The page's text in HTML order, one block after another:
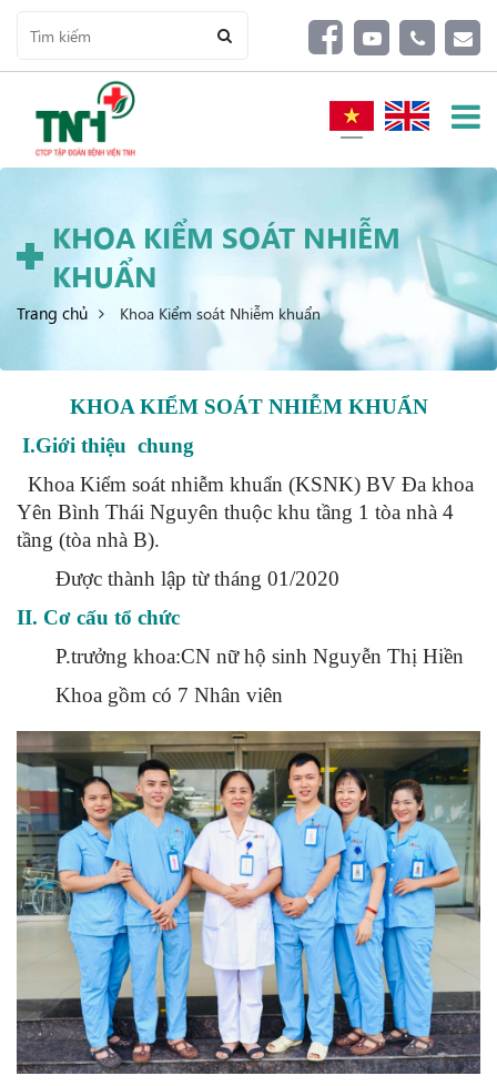
KHOA KIỂM SOÁT NHIỄM
KHUẨN
Trang chủ Khoa Kiểm soát Nhiễm khuẩn
KHOA KIỂM SOÁT NHIỄM KHUẨN
I.Giới thiệu chung
Khoa Kiểm soát nhiễm khuẩn (KSNK) BV Đa khoa
Yên Bình Thái Nguyên thuộc khu tầng 1 tòa nhà 4
tầng (tòa nhà B).
Được thành lập từ tháng 01/2020
II. Cơ cấu tổ chức
P.trưởng khoa:CN nữ hộ sinh Nguyễn Thị Hiền
Khoa gồm có 7 Nhân viên